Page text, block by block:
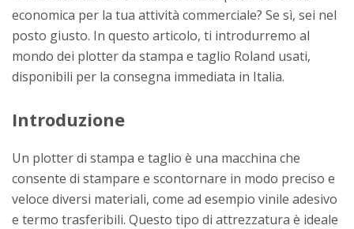
economica per la tua attività commerciale? Se sì, sei nel
posto giusto. In questo articolo, ti introdurremo al
mondo dei plotter da stampa e taglio Roland usati,
disponibili per la consegna immediata in Italia.
Introduzione
Un plotter di stampa e taglio è una macchina che
consente di stampare e scontornare in modo preciso e
veloce diversi materiali, come ad esempio vinile adesivo
e termo trasferibili. Questo tipo di attrezzatura è ideale